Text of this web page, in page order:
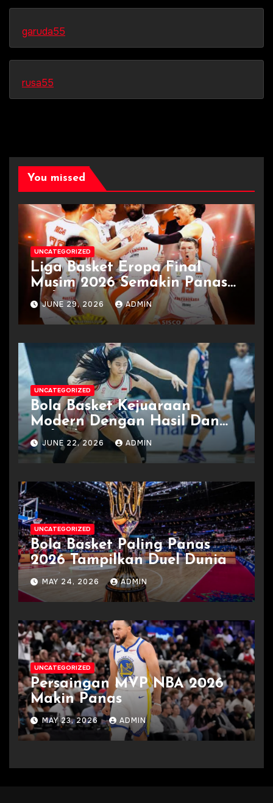
garuda55
rusa55
You missed
UNCATEGORIZED
Liga Basket Eropa Final
Musim 2026 Semakin Panas
Terkini
JUNE 29, 2026 ADMIN
UNCATEGORIZED
Bola Basket Kejuaraan
Modern Dengan Hasil Dan
Jadwal
JUNE 22, 2026 ADMIN
UNCATEGORIZED
Bola Basket Paling Panas
2026 Tampilkan Duel Dunia
MAY 24, 2026 ADMIN
UNCATEGORIZED
Persaingan MVP NBA 2026
Makin Panas
MAY 23, 2026 ADMIN